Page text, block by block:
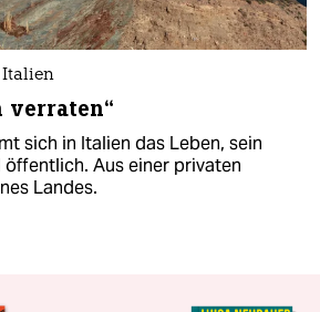
Italien
verraten“
sich in Italien das Leben, sein
Aus einer privaten
Landes.